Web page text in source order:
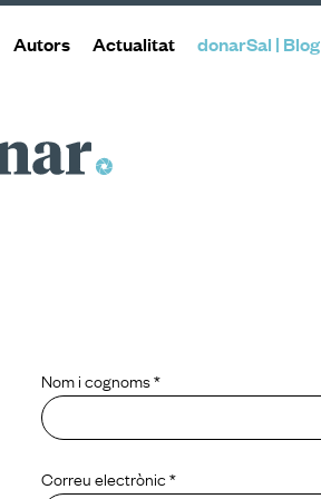
Autors Actualitat donarSal | Blog
Nom i cognoms *
Correu electrònic *